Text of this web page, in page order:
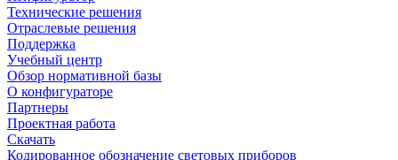
Технические решения
Отраслевые решения
Поддержка
Учебный центр
Обзор нормативной базы
О конфигураторе
Партнеры
Проектная работа
Скачать
Кодированное обозначение световых приборов